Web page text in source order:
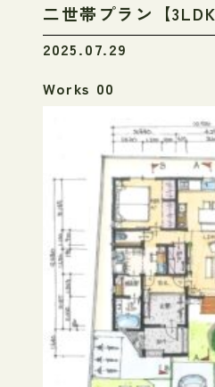
2025.07.29
二世帯プラン【3LDK
Works 00